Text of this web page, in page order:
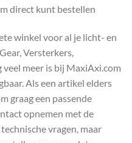
direct kunt bestellen
winkel voor al je licht- en
Versterkers,
meer is bij MaxiAxi.com
Als een artikel elders
graag een passende
opnemen met de
vragen, maar